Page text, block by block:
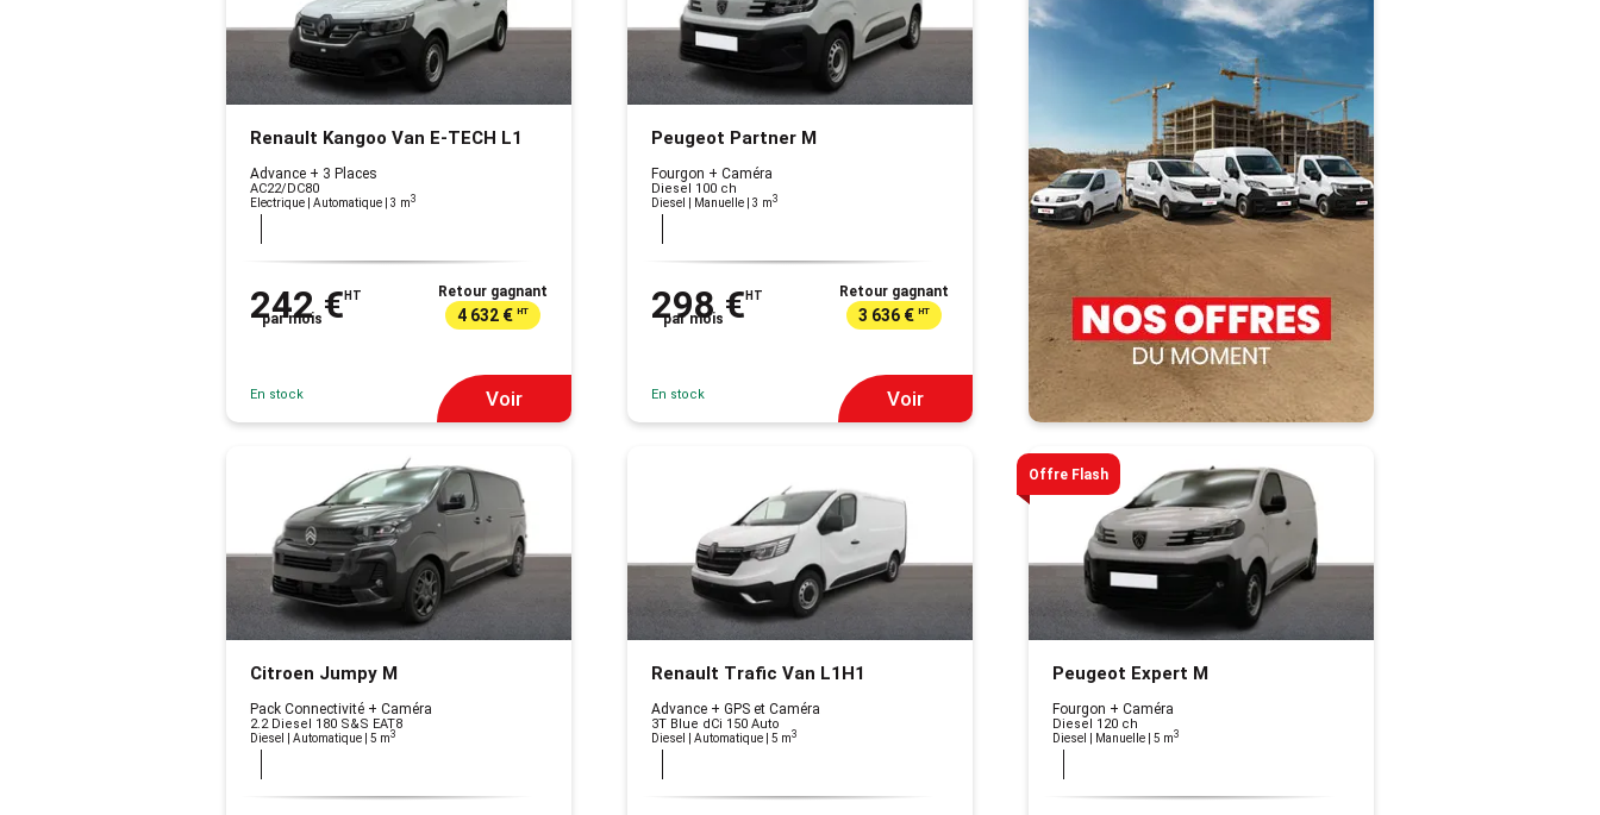
Renault Kangoo Van E-TECH L1
Advance + 3 Places
AC22/DC80
Electrique | Automatique | 3 m3
242 €HT
par mois
Retour gagnant
4 632 €HT
En stock Voir
Peugeot Partner M
Fourgon + Caméra
Diesel 100 ch
Diesel | Manuelle | 3 m3
298 € HT
par mois
Retour gagnant
3 636 € HT
En stock Voir
Citroen Jumpy M
Pack Connectivité + Caméra
2.2 Diesel 180 S&S EAT8
Diesel | Automatique | 5 m3
Renault Trafic Van L1H1
Advance + GPS et Caméra
3T Blue dCi 150 Auto
Diesel | Automatique | 5 m3
Offre Flash
Peugeot Expert M
Fourgon + Caméra
Diesel 120 ch
Diesel | Manuelle | 5 m3